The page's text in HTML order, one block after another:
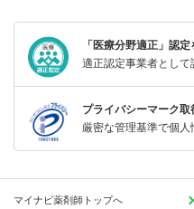
「医療分野適正」認
適正認定事業者として
プライバシーマーク取
厳密な管理基準で個人
マイナビ薬剤師トップへ